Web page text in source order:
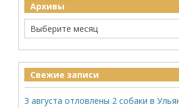
Архивы
Свежие записи
3 августа отловлены 2 собаки в